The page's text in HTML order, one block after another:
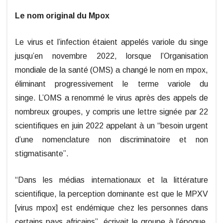
Le nom original du Mpox
Le virus et l’infection étaient appelés variole du singe
jusqu’en novembre 2022, lorsque l’Organisation
mondiale de la santé (OMS) a changé le nom en mpox,
éliminant progressivement le terme variole du
singe.
L’OMS a renommé le virus après des appels de
nombreux groupes, y compris une lettre signée par 22
scientifiques en juin 2022 appelant à un “besoin urgent
d’une nomenclature non discriminatoire et non
stigmatisante”.
“Dans les médias internationaux et la littérature
scientifique, la perception dominante est que le MPXV
[virus mpox] est endémique chez les personnes dans